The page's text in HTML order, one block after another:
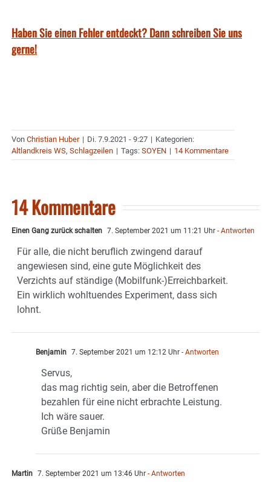
Haben Sie einen Fehler entdeckt? Dann schreiben Sie uns
gerne!
Von Christian Huber | Di. 7.9.2021 - 9:27 | Kategorien:
Altlandkreis WS, Schlagzeilen | Tags: SOYEN | 14 Kommentare
14 Kommentare
Einen Gang zurück schalten 7. September 2021 um 11:21 Uhr - Antworten
Für alle, die nicht beruflich zwingend darauf
angewiesen sind, eine gute Möglichkeit des
Verzichts auf ständige (Mobilfunk-)Erreichbarkeit.
Ein wirklich wohltuendes Experiment, dass sich
lohnt.
Benjamin 7. September 2021 um 12:12 Uhr - Antworten
Servus,
das mag richtig sein, aber die Betroffenen
bezahlen für eine nicht erbrachte Leistung.
Ich wäre sauer.
Grüße Benjamin
Martin 7. September 2021 um 13:46 Uhr - Antworten